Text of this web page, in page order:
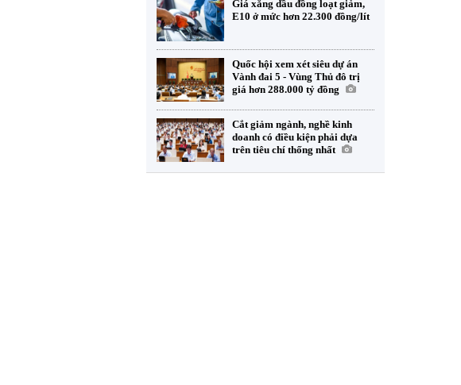
Giá xăng dầu đồng loạt giảm,
E10 ở mức hơn 22.300 đồng/lít
Quốc hội xem xét siêu dự án
Vành đai 5 - Vùng Thủ đô trị
giá hơn 288.000 tỷ đồng
Cắt giảm ngành, nghề kinh
doanh có điều kiện phải dựa
trên tiêu chí thống nhất